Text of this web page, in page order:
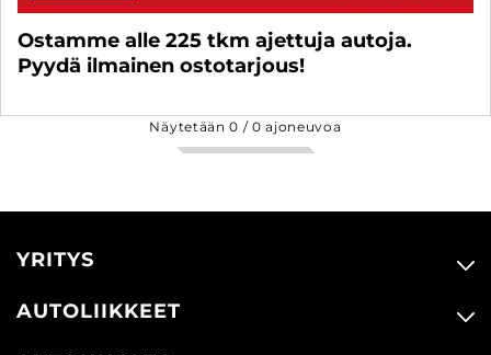
Ostamme alle 225 tkm ajettuja autoja.
Pyydä ilmainen ostotarjous!
Näytetään0 /0 ajoneuvoa
YRITYS
AUTOLIIKKEET